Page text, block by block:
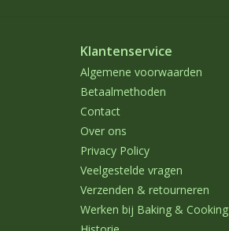
Klantenservice
Algemene voorwaarden
Betaalmethoden
Contact
Over ons
Privacy Policy
Veelgestelde vragen
Verzenden & retourneren
Werken bij Baking & Cooking